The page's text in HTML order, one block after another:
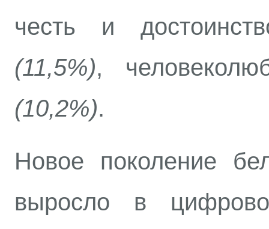
честь и
(11,5%),
(10,2%).
Новое поколение
выросло в